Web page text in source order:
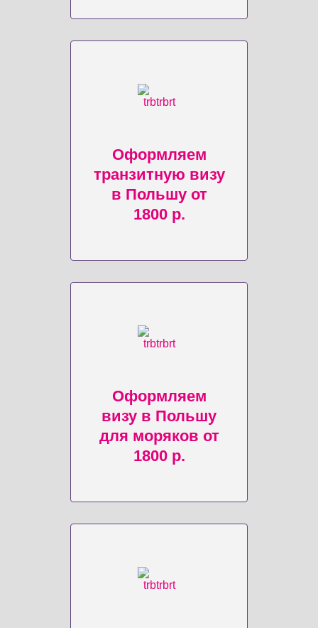
Оформляем
транзитную визу
в Польшу от
1800 р.
Оформляем
визу в Польшу
для моряков от
1800 р.